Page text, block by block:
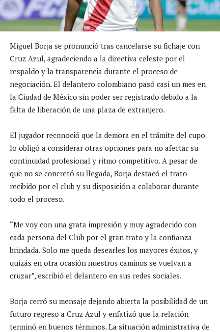
Miguel Borja se pronunció tras cancelarse su fichaje con
Cruz Azul, agradeciendo a la directiva celeste por el
respaldo y la transparencia durante el proceso de
negociación. El delantero colombiano pasó casi un mes en
la Ciudad de México sin poder ser registrado debido a la
falta de liberación de una plaza de extranjero.
El jugador reconoció que la demora en el trámite del cupo
lo obligó a considerar otras opciones para no afectar su
continuidad profesional y ritmo competitivo. A pesar de
que no se concretó su llegada, Borja destacó el trato
recibido por el club y su disposición a colaborar durante
todo el proceso.
“Me voy con una grata impresión y muy agradecido con
cada persona del Club por el gran trato y la confianza
brindada. Solo me queda desearles los mayores éxitos, y
quizás en otra ocasión nuestros caminos se vuelvan a
cruzar”, escribió el delantero en sus redes sociales.
Borja cerró su mensaje dejando abierta la posibilidad de un
futuro regreso a Cruz Azul y enfatizó que la relación
terminó en buenos términos. La situación administrativa de